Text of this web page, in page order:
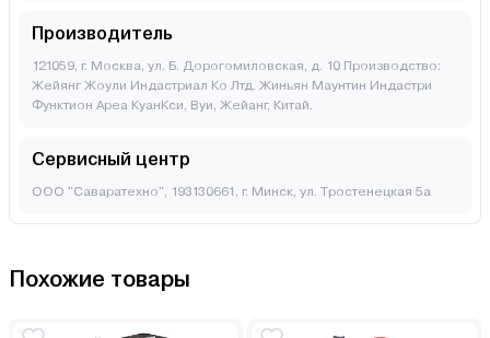
Производитель
121059, г. Москва, ул. Б. Дорогомиловская, д. 10 Производство:
Жейянг Жоули Индастриал Ко Лтд. Жиньян Маунтин Индастри
Функтион Ареа КуанКси, Вуи, Жейанг, Китай.
Сервисный центр
ООО "Саваратехно", 193130661, г. Минск, ул. Тростенецкая 5а
Похожие товары